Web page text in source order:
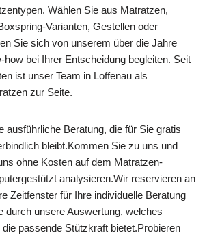
Wählen Sie aus Matratzen,
Varianten, Gestellen oder
Sie sich von unserem über die Jahre
bei Ihrer Entscheidung begleiten. Seit
ist unser Team in Loffenau als
zur Seite.
ausführliche Beratung, die für Sie gratis
bleibt.Kommen Sie zu uns und
ohne Kosten auf dem Matratzen-
analysieren.Wir reservieren an
Zeitfenster für Ihre individuelle Beratung
durch unsere Auswertung, welches
passende Stützkraft bietet.Probieren